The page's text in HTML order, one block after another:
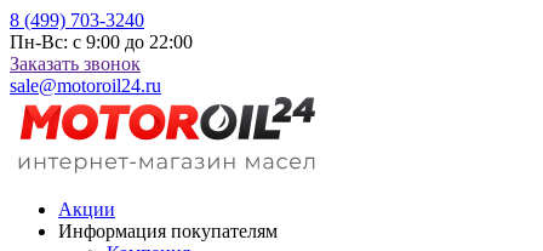
8 (499) 703-3240
Пн-Вс: с 9:00 до 22:00
Заказать звонок
sale@motoroil24.ru
Акции
Информация покупателям